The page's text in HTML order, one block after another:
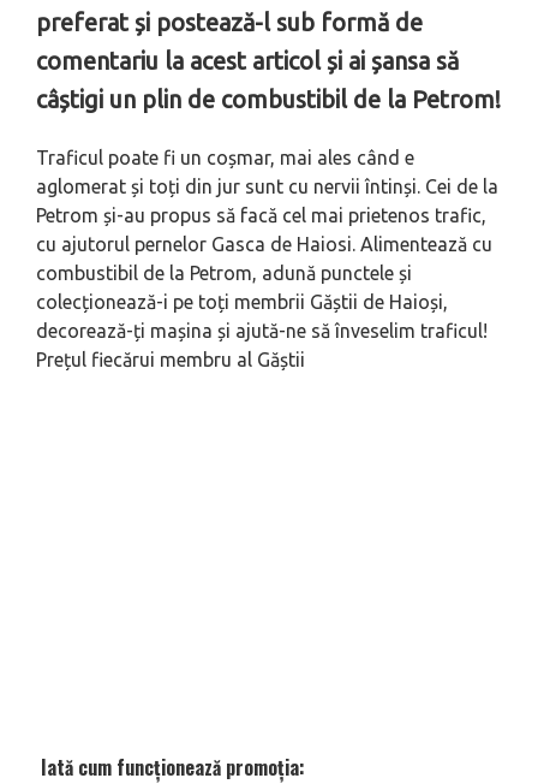
preferat și postează-l sub formă de
comentariu la acest articol și ai șansa să
câștigi un plin de combustibil de la Petrom!
Traficul poate fi un coșmar, mai ales când e
aglomerat și toți din jur sunt cu nervii întinși. Cei de la
Petrom și-au propus să facă cel mai prietenos trafic,
cu ajutorul pernelor Gasca de Haiosi. Alimentează cu
combustibil de la Petrom, adună punctele și
colecționează-i pe toți membrii Găștii de Haioși,
decorează-ți mașina și ajută-ne să înveselim traficul!
Prețul fiecărui membru al Găștii
Iată cum funcționează promoția: